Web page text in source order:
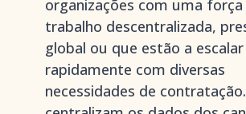
organizações com uma força
trabalho descentralizada,
global ou que estão a escalar
rapidamente com diversas
necessidades de